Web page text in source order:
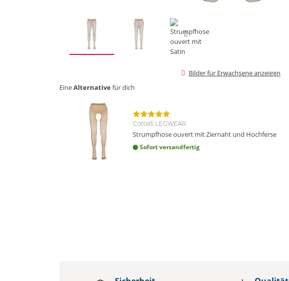
Bilder für Erwachsene anzeigen
EineAlternative für dich
Cottelli LEGWEAR
Strumpfhose ouvert mit Ziernaht und Hochferse
Sofort versandfertig